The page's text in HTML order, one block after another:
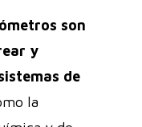
son
y
de
la